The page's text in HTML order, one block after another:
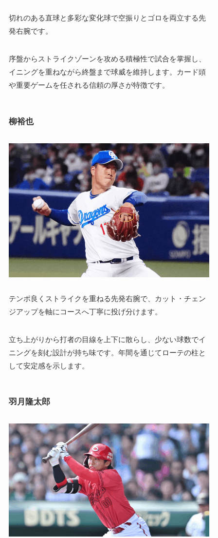
切れのある直球と多彩な変化球で空振りとゴロを両立する先
発右腕です。
序盤からストライクゾーンを攻める積極性で試合を掌握し、
イニングを重ねながら終盤まで球威を維持します。カード頭
や重要ゲームを任される信頼の厚さが特徴です。
柳裕也
テンポ良くストライクを重ねる先発右腕で、カット・チェン
ジアップを軸にコースへ丁寧に投げ分けます。
立ち上がりから打者の目線を上下に散らし、少ない球数でイ
ニングを刻む設計が持ち味です。年間を通じてローテの柱と
して安定感を示します。
羽月隆太郎